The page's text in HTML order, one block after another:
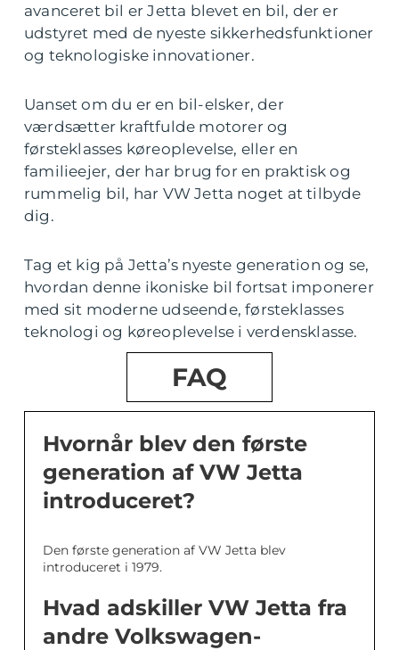
avanceret bil er Jetta blevet en bil, der er
udstyret med de nyeste sikkerhedsfunktioner
og teknologiske innovationer.
Uanset om du er en bil-elsker, der
værdsætter kraftfulde motorer og
førsteklasses køreoplevelse, eller en
familieejer, der har brug for en praktisk og
rummelig bil, har VW Jetta noget at tilbyde
dig.
Tag et kig på Jetta’s nyeste generation og se,
hvordan denne ikoniske bil fortsat imponerer
med sit moderne udseende, førsteklasses
teknologi og køreoplevelse i verdensklasse.
FAQ
Hvornår blev den første
generation af VW Jetta
introduceret?
Den første generation af VW Jetta blev
introduceret i 1979.
Hvad adskiller VW Jetta fra
andre Volkswagen-